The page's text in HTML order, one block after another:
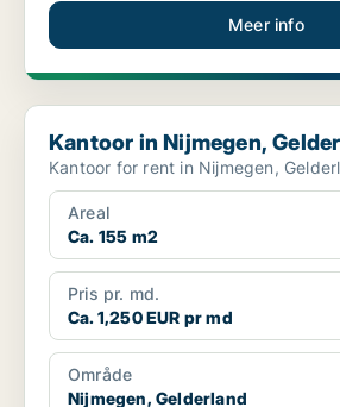
Meer info
Kantoor in Nijmegen, Gelderland
Kantoor in Nijmegen,
Kantoor for rent in Nijmegen,
Areal
Ca. 155 m2
Pris pr. md.
Ca. 1,250 EUR pr md
Område
Nijmegen, Gelderland